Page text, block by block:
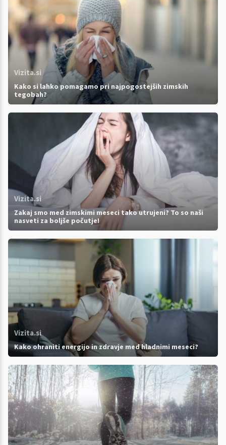
Vizita.si
Kako si lahko pomagamo pri najpogostejših zimskih
tegobah?
Vizita.si
Zakaj smo med zimskimi meseci tako utrujeni? To so naši
nasveti za boljše počutje!
Vizita.si
Kako ohraniti energijo in zdravje med hladnimi meseci?